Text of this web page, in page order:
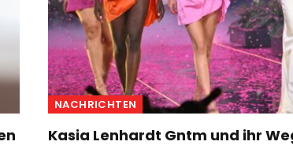
NACHRICHTEN
Kasia Lenhardt Gntm und ihr